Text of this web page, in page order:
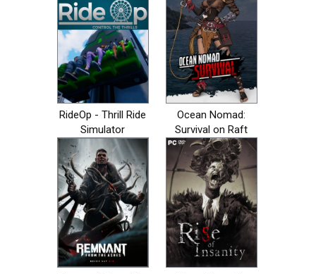
RideOp - Thrill Ride
Simulator
Ocean Nomad:
Survival on Raft